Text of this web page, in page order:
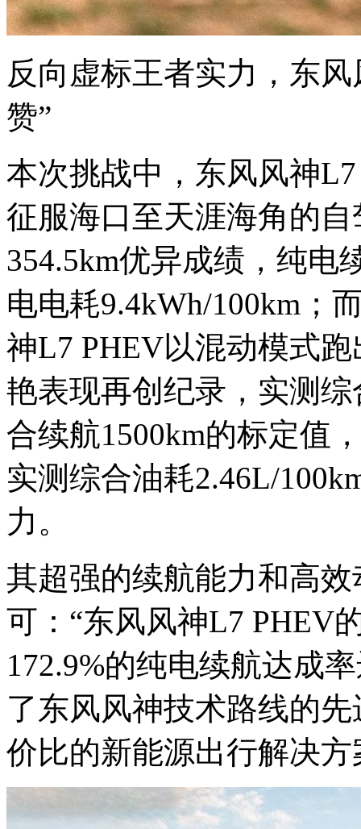
反向虚标王者实力，东
赞”
本次挑战中，东风风神
征服海口至天涯海角的
354.5km优异成绩，纯电
电电耗9.4kWh/100km；
神L7 PHEV以混动模式
艳表现再创纪录，实测
合续航1500km的标定值
实测综合油耗2.46L/
力。
其超强的续航能力和高
可：“东风风神L7 PHEV
172.9%的纯电续航达成
了东风风神技术路线的
价比的新能源出行解决方